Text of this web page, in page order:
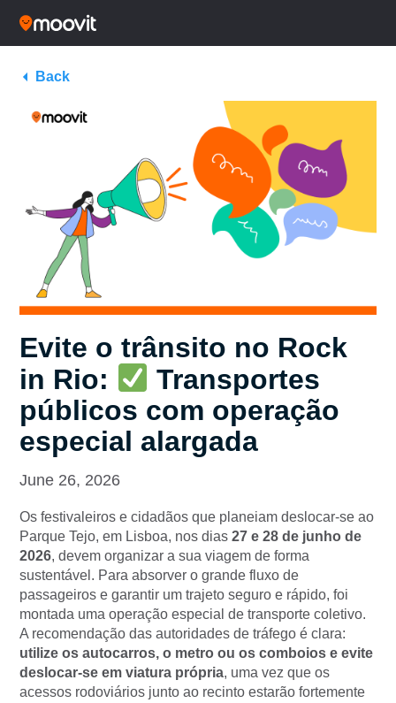
Back
Evite o trânsito no Rock
in Rio:
Transportes
públicos com operação
especial alargada
June 26, 2026
Os festivaleiros e cidadãos que planeiam deslocar-se ao
Parque Tejo, em Lisboa, nos dias 27 e 28 de junho de
2026, devem organizar a sua viagem de forma
sustentável. Para absorver o grande fluxo de
passageiros e garantir um trajeto seguro e rápido, foi
montada uma operação especial de transporte coletivo.
A recomendação das autoridades de tráfego é clara:
utilize os autocarros, o metro ou os comboios e evite
deslocar-se em viatura própria, uma vez que os
acessos rodoviários junto ao recinto estarão fortemente